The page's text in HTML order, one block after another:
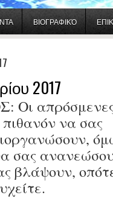
ΒΙΟΓΡΑΦΙΚΌ
2017
Οι
να σας
σας
βλάψουν,